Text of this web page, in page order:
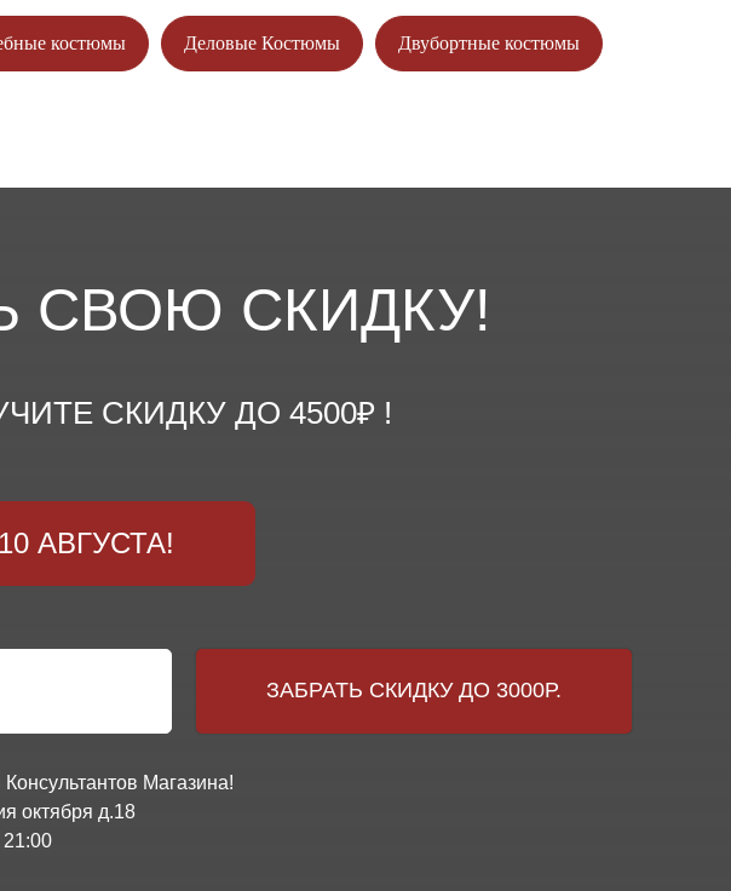
костюмы Деловые Костюмы Двубортные костюмы
СКИДКУ ДО 4500₽ !
СВОЮ СКИДКУ!
АВГУСТА!
Магазина!
октября д.18
ЗАБРАТЬ СКИДКУ ДО 3000Р.